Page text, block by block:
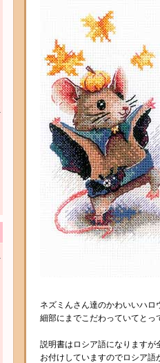
ネズミんさん達のかわいいハロ
細部にまでこだわっていてとっ
説明書はロシア語になりますが
お付けしていますのでロシア